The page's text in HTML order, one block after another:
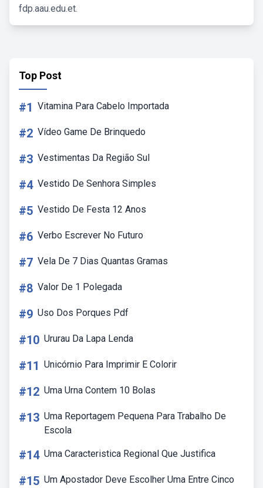
fdp.aau.edu.et.
Top Post
#1 Vitamina Para Cabelo Importada
#2 Vídeo Game De Brinquedo
#3 Vestimentas Da Região Sul
#4 Vestido De Senhora Simples
#5 Vestido De Festa 12 Anos
#6 Verbo Escrever No Futuro
#7 Vela De 7 Dias Quantas Gramas
#8 Valor De 1 Polegada
#9 Uso Dos Porques Pdf
#10 Ururau Da Lapa Lenda
#11 Unicórnio Para Imprimir E Colorir
#12 Uma Urna Contem 10 Bolas
#13 Uma Reportagem Pequena Para Trabalho De
Escola
#14 Uma Caracteristica Regional Que Justifica
#15 Um Apostador Deve Escolher Uma Entre Cinco